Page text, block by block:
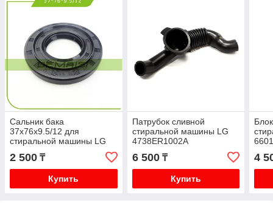
Сальник бака
37x76x9.5/12 для
стиральной машины LG
4036ER2004A (со
смазкой)
2 500 ₸
Купить
Патрубок сливной
стиральной машины LG
4738ER1002A
6 500₸
Купить
4